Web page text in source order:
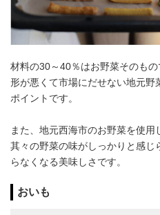
材料の30～40％はお野菜そのもの
形が悪くて市場にだせない地元野
ポイントです。
また、地元西海市のお野菜を使用
其々の野菜の味がしっかりと感じ
らなくなる美味しさです。
おいも